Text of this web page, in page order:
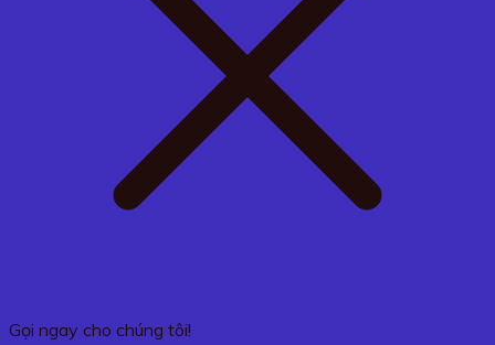
Gọi ngay cho chúng tôi!